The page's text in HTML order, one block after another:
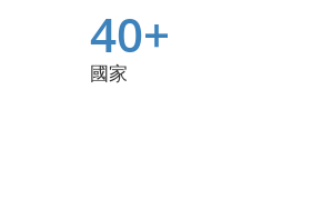
40+
國家